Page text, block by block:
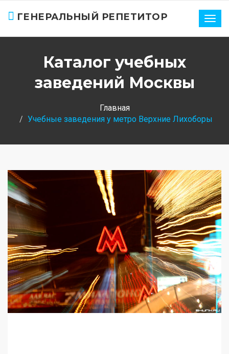
ГЕНЕРАЛЬНЫЙ РЕПЕТИТОР
Каталог учебных
заведений Москвы
Главная
Учебные заведения у метро Верхние Лихоборы